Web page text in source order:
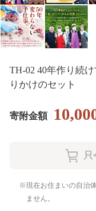
TH-02 40年作り続
りかけのセット
寄附金額
現在お住まいの自治
ません。